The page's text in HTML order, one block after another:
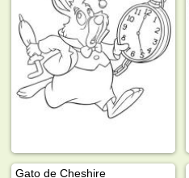
Gato de Cheshire